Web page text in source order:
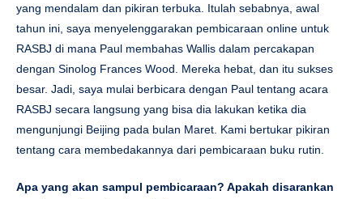
yang mendalam dan pikiran terbuka. Itulah sebabnya, awal
tahun ini, saya menyelenggarakan pembicaraan online untuk
RASBJ di mana Paul membahas Wallis dalam percakapan
dengan Sinolog Frances Wood. Mereka hebat, dan itu sukses
besar. Jadi, saya mulai berbicara dengan Paul tentang acara
RASBJ secara langsung yang bisa dia lakukan ketika dia
mengunjungi Beijing pada bulan Maret. Kami bertukar pikiran
tentang cara membedakannya dari pembicaraan buku rutin.
Apa yang akan sampul pembicaraan? Apakah disarankan